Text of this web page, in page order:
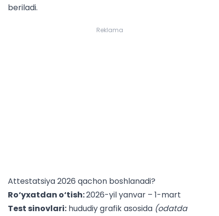
beriladi.
Reklama
Attestatsiya 2026 qachon boshlanadi?
Ro‘yxatdan o‘tish:2026-yil yanvar – 1-mart
Test sinovlari: hududiy grafik asosida (odatda